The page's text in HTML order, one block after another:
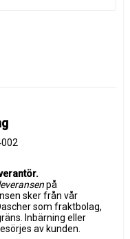
på
sker från vår
som fraktbolag,
Inbärning eller
av kunden.